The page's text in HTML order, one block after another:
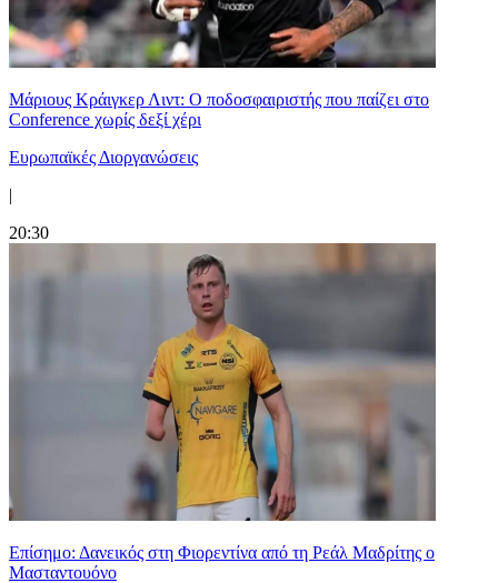
Μάριους Κράιγκερ Λιντ: Ο ποδοσφαιριστής που παίζει στο
Conference χωρίς δεξί χέρι
Ευρωπαϊκές Διοργανώσεις
|
20:30
Επίσημο: Δανεικός στη Φιορεντίνα από τη Ρεάλ Μαδρίτης ο
Μασταντουόνο